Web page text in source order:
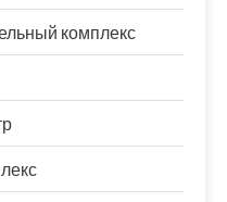
комплекс